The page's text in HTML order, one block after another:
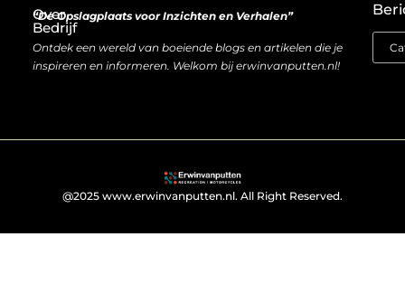
Over
Bedrijf
“De Opslagplaats voor Inzichten en Verhalen”
Ontdek een wereld van boeiende blogs en artikelen die je
inspireren en informeren. Welkom bij erwinvanputten.nl!
@2025 www.erwinvanputten.nl. All Right Reserved.